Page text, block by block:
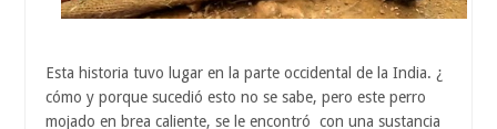
Esta historia tuvo lugar en la parte occidental de la India. ¿
cómo y porque sucedió esto no se sabe, pero este perro
mojado en brea caliente, se le encontró con una sustancia